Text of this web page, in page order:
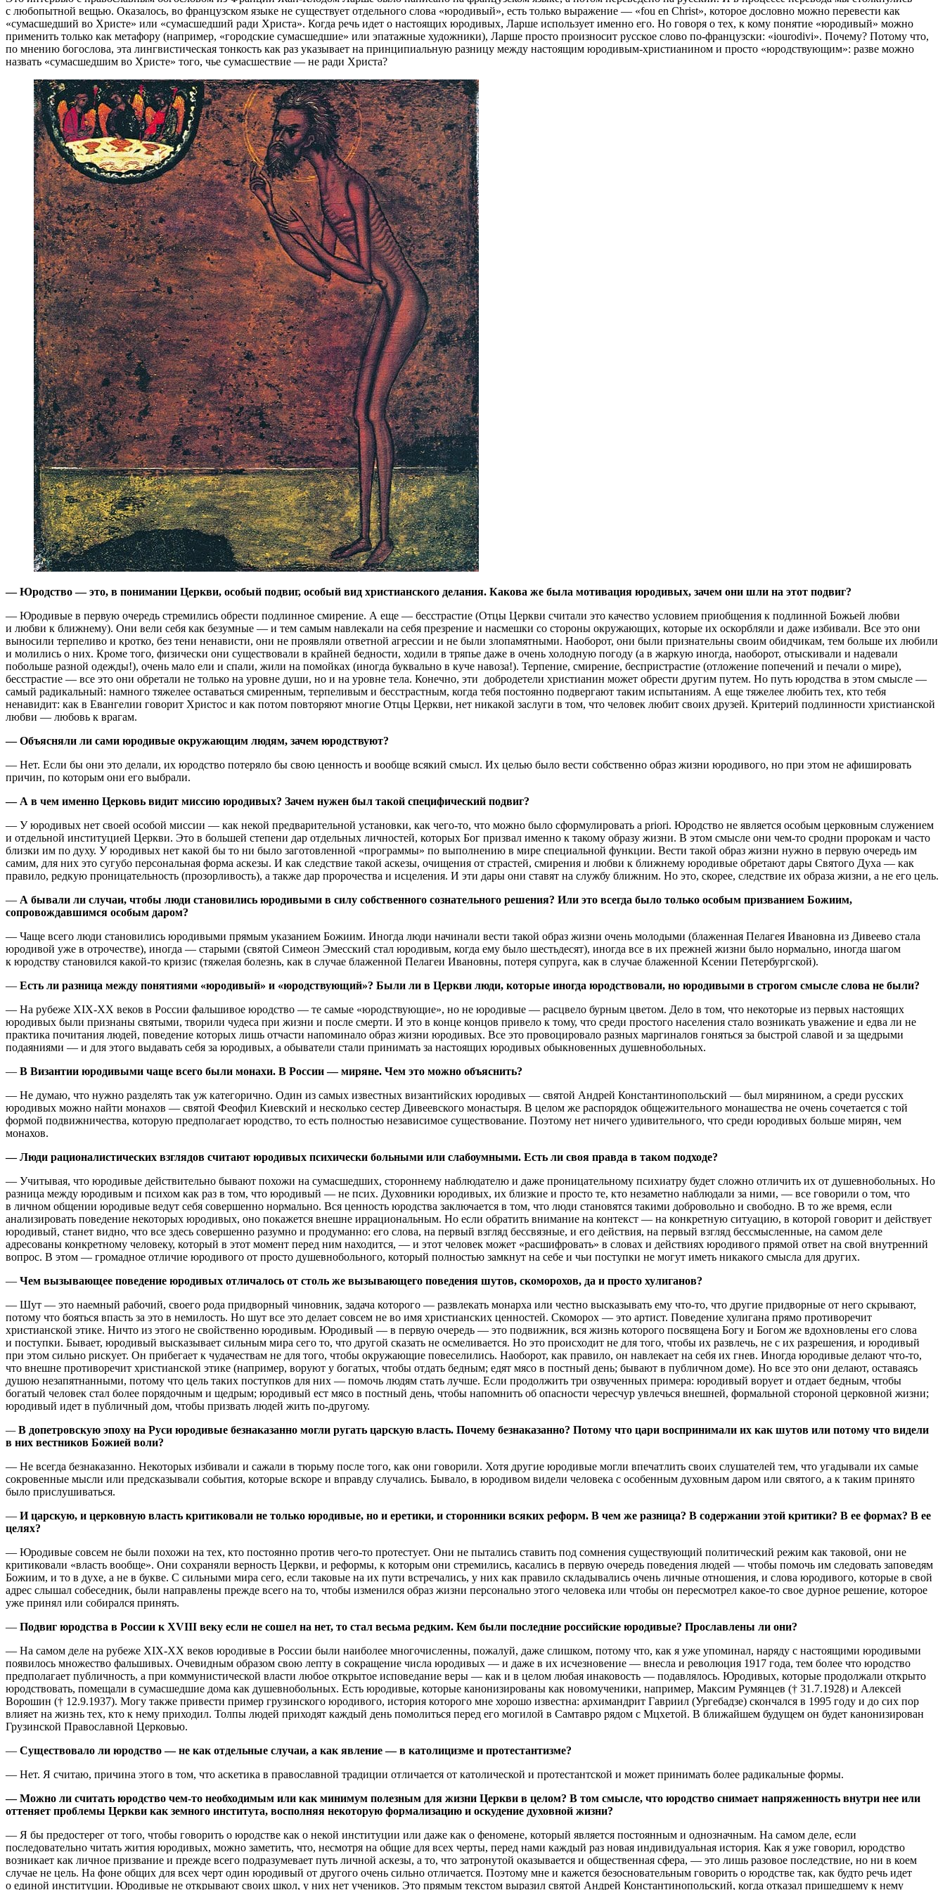
с любопытной вещью. Оказалось, во французском языке не существует отдельного слова «юродивый», есть только выражение — «fou en Christ», которое дословно можно перевести как
«сумасшедший во Христе» или «сумасшедший ради Христа». Когда речь идет о настоящих юродивых, Ларше использует именно его. Но говоря о тех, к кому понятие «юродивый» можно
применить только как метафору (например, «городские сумасшедшие» или эпатажные художники), Ларше просто произносит русское слово по-французски: «iourodivi». Почему? Потому что,
по мнению богослова, эта лингвистическая тонкость как раз указывает на принципиальную разницу между настоящим юродивым-христианином и просто «юродствующим»: разве можно
назвать «сумасшедшим во Христе» того, чье сумасшествие — не ради Христа?
— Юродство — это, в понимании Церкви, особый подвиг, особый вид христианского делания. Какова же была мотивация юродивых, зачем они шли на этот подвиг?
— Юродивые в первую очередь стремились обрести подлинное смирение. А еще — бесстрастие (Oтцы Церкви считали это качество условием приобщения к подлинной Божьей любви
и любви к ближнему). Они вели себя как безумные — и тем самым навлекали на себя презрение и насмешки со стороны окружающих, которые их оскорбляли и даже избивали. Все это они
выносили терпеливо и кротко, без тени ненависти, они не проявляли ответной агрессии и не были злопамятными. Наоборот, они были признательны своим обидчикам, тем больше их любили
и молились о них. Кроме того, физически они существовали в крайней бедности, ходили в тряпье даже в очень холодную погоду (а в жаркую иногда, наоборот, отыскивали и надевали
побольше разной одежды!), очень мало ели и спали, жили на помойках (иногда буквально в куче навоза!). Терпение, смирение, беспристрастие (отложение попечений и печали о мире),
бесстрастие — все это они обретали не только на уровне души, но и на уровне тела. Конечно, эти добродетели христианин может обрести другим путем. Но путь юродства в этом смысле —
самый радикальный: намного тяжелее оставаться смиренным, терпеливым и бесстрастным, когда тебя постоянно подвергают таким испытаниям. А еще тяжелee любить тех, кто тебя
ненавидит: как в Евангелии говорит Христос и как потом повторяют многие Oтцы Церкви, нет никакой заслуги в том, что человек любит своих друзей. Критерий подлинности христианской
любви — любовь к врагам.
— Объясняли ли сами юродивые окружающим людям, зачем юродствуют?
— Нет. Если бы они это делали, их юродство потеряло бы свою ценность и вообще всякий смысл. Их целью было вести собственно образ жизни юродивого, но при этом не афишировать
причин, по которым они его выбрали.
— А в чем именно Церковь видит миссию юродивых? Зачем нужен был такой специфический подвиг?
— У юродивых нет своей особой миссии — как некой предварительной установки, как чего-то, что можно было сформулировать a priori. Юродство не является особым церковным служением
и отдельной институциeй Церкви. Это в большей степени дар отдельных личностей, которых Бог призвал именно к такому образу жизни. В этом смысле они чем-то сродни пророкам и часто
близки им по духу. У юродивых нет какой бы то ни было заготовленной «программы» по выполнению в мире специальной функции. Вести такой образ жизни нужно в первую очередь им
самим, для них это сугубо персональная форма аскезы. И как следствие такой аскезы, очищения от страстей, смирения и любви к ближнему юродивые обретают дары Святого Духа — как
правило, редкую проницательность (прозорливость), а также дар пророчества и исцеления. И эти дары они ставят на службу ближним. Но это, скорее, следствие их образа жизни, а не его цель.
— А бывали ли случаи, чтобы люди становились юродивыми в силу собственного сознательного решения? Или это всегда было только особым призванием Божиим,
сопровождавшимся особым даром?
— Чаще всего люди становилиcь юродивыми прямым указанием Божиим. Иногда люди начинали вести такой образ жизни очень молодыми (блаженная Пелагея Ивановна из Дивеево стала
юродивой уже в отрочестве), иногда — старыми (святой Симеон Эмесский стал юродивым, когда ему было шестьдесят), иногда все в их прежней жизни было нормально, иногда шагом
к юродству становился какой-то кризис (тяжелая болезнь, как в случае блаженной Пелагеи Ивановны, потеря супруга, как в случае блаженной Ксении Петербургской).
— Есть ли разница между понятиями «юродивый» и «юродствующий»? Были ли в Церкви люди, которые иногда юродствовали, но юродивыми в строгом смысле слова не были?
— На рубеже XIX-XX веков в России фальшивое юродство — те самые «юродствующие», но не юродивые — расцвело бурным цветом. Дело в том, что некоторые из первых настоящих
юродивых были признаны святыми, творили чудеса при жизни и после смерти. И это в конце концов привело к тому, что среди простого населения стало возникать уважение и едва ли не
практика почитания людей, поведение которых лишь отчасти напоминало образ жизни юродивых. Все это провоцировало разных маргиналов гоняться за быстрой славой и за щедрыми
подаяниями — и для этого выдавать себя за юродивых, а обыватели стали принимать за настоящих юродивых обыкновенных душевнобольных.
— В Византии юродивыми чаще всего были монахи. В России — миряне. Чем это можно объяснить?
— Не думаю, что нужно разделять так уж категорично. Один из самых известных византийских юродивых — святой Андрей Константинопольский — был мирянином, а среди русских
юродивых можно найти монахов — святой Феофил Киевский и несколько сестер Дивеевского монастыря. В целом же распорядок общежительного монашества не очень сочетается с той
формой подвижничества, которую предполагает юродство, то есть полностью независимое существование. Поэтому нет ничего удивительного, что среди юродивых больше мирян, чем
монахов.
— Люди рационалистических взглядов считают юродивых психически больными или слабоумными. Есть ли своя правда в таком подходе?
— Учитывая, что юродивые действительно бывают похожи на сумасшедших, стороннему наблюдателю и даже проницательному психиатру будет сложно отличить их от душевнобольных. Но
разница между юродивым и психом как раз в том, что юродивый — не псих. Духовники юродивых, их близкие и просто те, кто незаметно наблюдали за ними, — все говорили о том, что
в личном общении юродивые ведут себя совершенно нормально. Вся ценность юродства заключается в том, что люди становятся такими добровольно и свободно. В то же время, если
анализировать поведение некоторых юродивых, оно покажется внешне иррациональным. Но если обратить внимание на контекст — на конкретную ситуацию, в которой говорит и действует
юродивый, станет видно, что все здесь совершенно разумно и продуманно: его слова, на первый взгляд бессвязные, и его действия, на первый взгляд бессмысленные, на самом деле
адресованы конкретному человеку, который в этот момент перед ним находится, — и этот человек может «расшифровать» в словах и действиях юродивого прямой ответ на свой внутренний
вопрос. В этом — громадное отличие юродивого от просто душевнобольного, который полностью замкнут на себе и чьи поступки не могут иметь никакого смысла для других.
— Чем вызывающее поведение юродивых отличалось от столь же вызывающего поведения шутов, скоморохов, да и просто хулиганов?
— Шут — это наемный рабочий, своего рода придворный чиновник, задача которого — развлекать монарха или честно высказывать ему что-то, что другие придворные от него скрывают,
потому что бояться впасть за это в немилость. Но шут все это делает совсем не во имя христианских ценностей. Скоморох — это артист. Поведение хулигана прямо противоречит
христианской этике. Ничто из этого не свойственно юродивым. Юродивый — в первую очередь — это подвижник, вся жизнь которого посвящена Богу и Богом же вдохновлены его слова
и поступки. Бывает, юродивый высказывает сильным мира сего то, что другой сказать не осмеливается. Но это происходит не для того, чтобы их развлечь, не с их разрешения, и юродивый
при этом сильно рискует. Он прибегает к чудачествам не для того, чтобы окружающие повеселились. Наоборот, как правило, он навлекает на себя их гнев. Иногда юродивые делают что-то,
что внешне противоречит христианской этике (например, воруют у богатых, чтобы отдать бедным; едят мясо в постный день; бывают в публичном доме). Но все это они делают, оставаясь
душою незапятнанными, потому что цель таких поступков для них — помочь людям стать лучше. Если продолжить три озвученных примера: юродивый ворует и отдает бедным, чтобы
богатый человек стал более порядочным и щедрым; юродивый ест мясо в постный день, чтобы напомнить об опасности чересчур увлечься внешней, формальной стороной церковной жизни;
юродивый идет в публичный дом, чтобы призвать людей жить по-другому.
—В допетровскую эпоху на Руси юродивые безнаказанно могли ругать царскую власть. Почему безнаказанно? Потому что цари воспринимали их как шутов или потому что видели
в них вестников Божией воли?
— Не всегда безнаказанно. Некоторых избивали и сажали в тюрьму после того, как они говорили. Хотя другие юродивые могли впечатлить своих слушателей тем, что угадывали их самые
сокровенные мысли или предсказывали события, которые вскоре и вправду случались. Бывало, в юродивом видели человека с особенным духовным даром или святого, а к таким принято
было прислушиваться.
— И царскую, и церковную власть критиковали не только юродивые, но и еретики, и сторонники всяких реформ. В чем же разница? В содержании этой критики? В ее формах? В ее
целях?
— Юродивые совсем не были похожи на тех, кто постоянно против чего-то протестует. Они не пытались ставить под сомнения существующий политический режим как таковой, они не
критиковали «власть вообще». Они сохраняли верность Церкви, и pеформы, к которым они стремились, касались в первую очередь поведения людeй — чтобы помочь им следовать заповедям
Божиим, и то в духе, а не в букве. С сильными мира сего, если таковые на их пути встречались, у них как правило складывались очень личные отношения, и слова юродивого, которые в свой
адрес слышал собеседник, были направлены прежде всего на то, чтобы изменился образ жизни персонально этого человека или чтобы он пересмотрел какое-то свое дурное решение, которое
уже принял или собирался принять.
— Подвиг юродства в России к XVIII веку если не сошел на нет, то стал весьма редким. Кем были последние российские юродивые? Прославлены ли они?
— На самом деле на рубеже XIX-XX веков юродивые в России были наиболее многочисленны, пожалуй, даже слишком, потому что, как я уже упоминал, наряду с настоящими юродивыми
появилось множество фальшивых. Очевидным образом свою лепту в сокращение числа юродивых — и даже в их исчезновение — внесла и революция 1917 года, тем более что юродство
предполагает публичность, а при коммунистической власти любое открытое исповедание веры — как и в целом любая инаковость — подавлялось. Юродивых, которые продолжали открыто
юродствовать, помещали в сумасшедшие дома как душевнобольных. Есть юродивые, которые канонизированы как новомученики, например, Максим Румянцев († 31.7.1928) и Алексей
Ворошин († 12.9.1937). Могу также привести пример грузинского юродивого, история которого мне хорошо известна: архимандрит Гавриил (Ургебадзе) скончался в 1995 году и до сих пор
влияет на жизнь тех, кто к нему приходил. Толпы людей приходят каждый день помолиться перед его могилой в Самтавро рядом с Мцхетой. В ближайшем будущем он будет канонизирован
Грузинской Православной Церковью.
— Существовало ли юродство — не как отдельные случаи, а как явление — в католицизме и протестантизме?
— Нет. Я считаю, причина этого в том, что аскетика в православной традиции отличается от католической и протестантской и может принимать более радикальные формы.
— Можно ли считать юродство чем-то необходимым или как минимум полезным для жизни Церкви в целом? В том смысле, что юродство снимает напряженность внутри нее или
оттеняет проблемы Церкви как земного института, восполняя некоторую формализацию и оскудение духовной жизни?
— Я бы предостерег от того, чтобы говорить о юродстве как о некой институции или даже как о феномене, который является постоянным и однозначным. На самом деле, если
последовательно читать жития юродивых, можно заметить, что, несмотря на общие для всех черты, перед нами каждый раз новая индивидуальная история. Как я уже говорил, юродство
возникает как личноe призваниe и прежде всего подразумевает путь личной аскезы, а то, что затронутой оказывается и общественная сфера, — это лишь разовое последствие, но ни в коем
случае не цель. На фоне общих для всех черт один юродивый от другого очень сильно отличается. Поэтому мне и кажется безосновательным говорить о юродстве так, как будто речь идет
о единой институции. Юродивые не открывают своих школ, у них нет учеников. Это прямым текстом выразил святой Андрей Константинопольский, когда отказал пришедшему к нему